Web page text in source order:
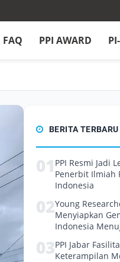
FAQ PPI AWARD
BERITA TERBARU
01 PPI Resmi Jadi
Penerbit Ilmiah
Indonesia
02Young
Menyiapkan
Indonesia
03PPI Jabar
Keterampilan